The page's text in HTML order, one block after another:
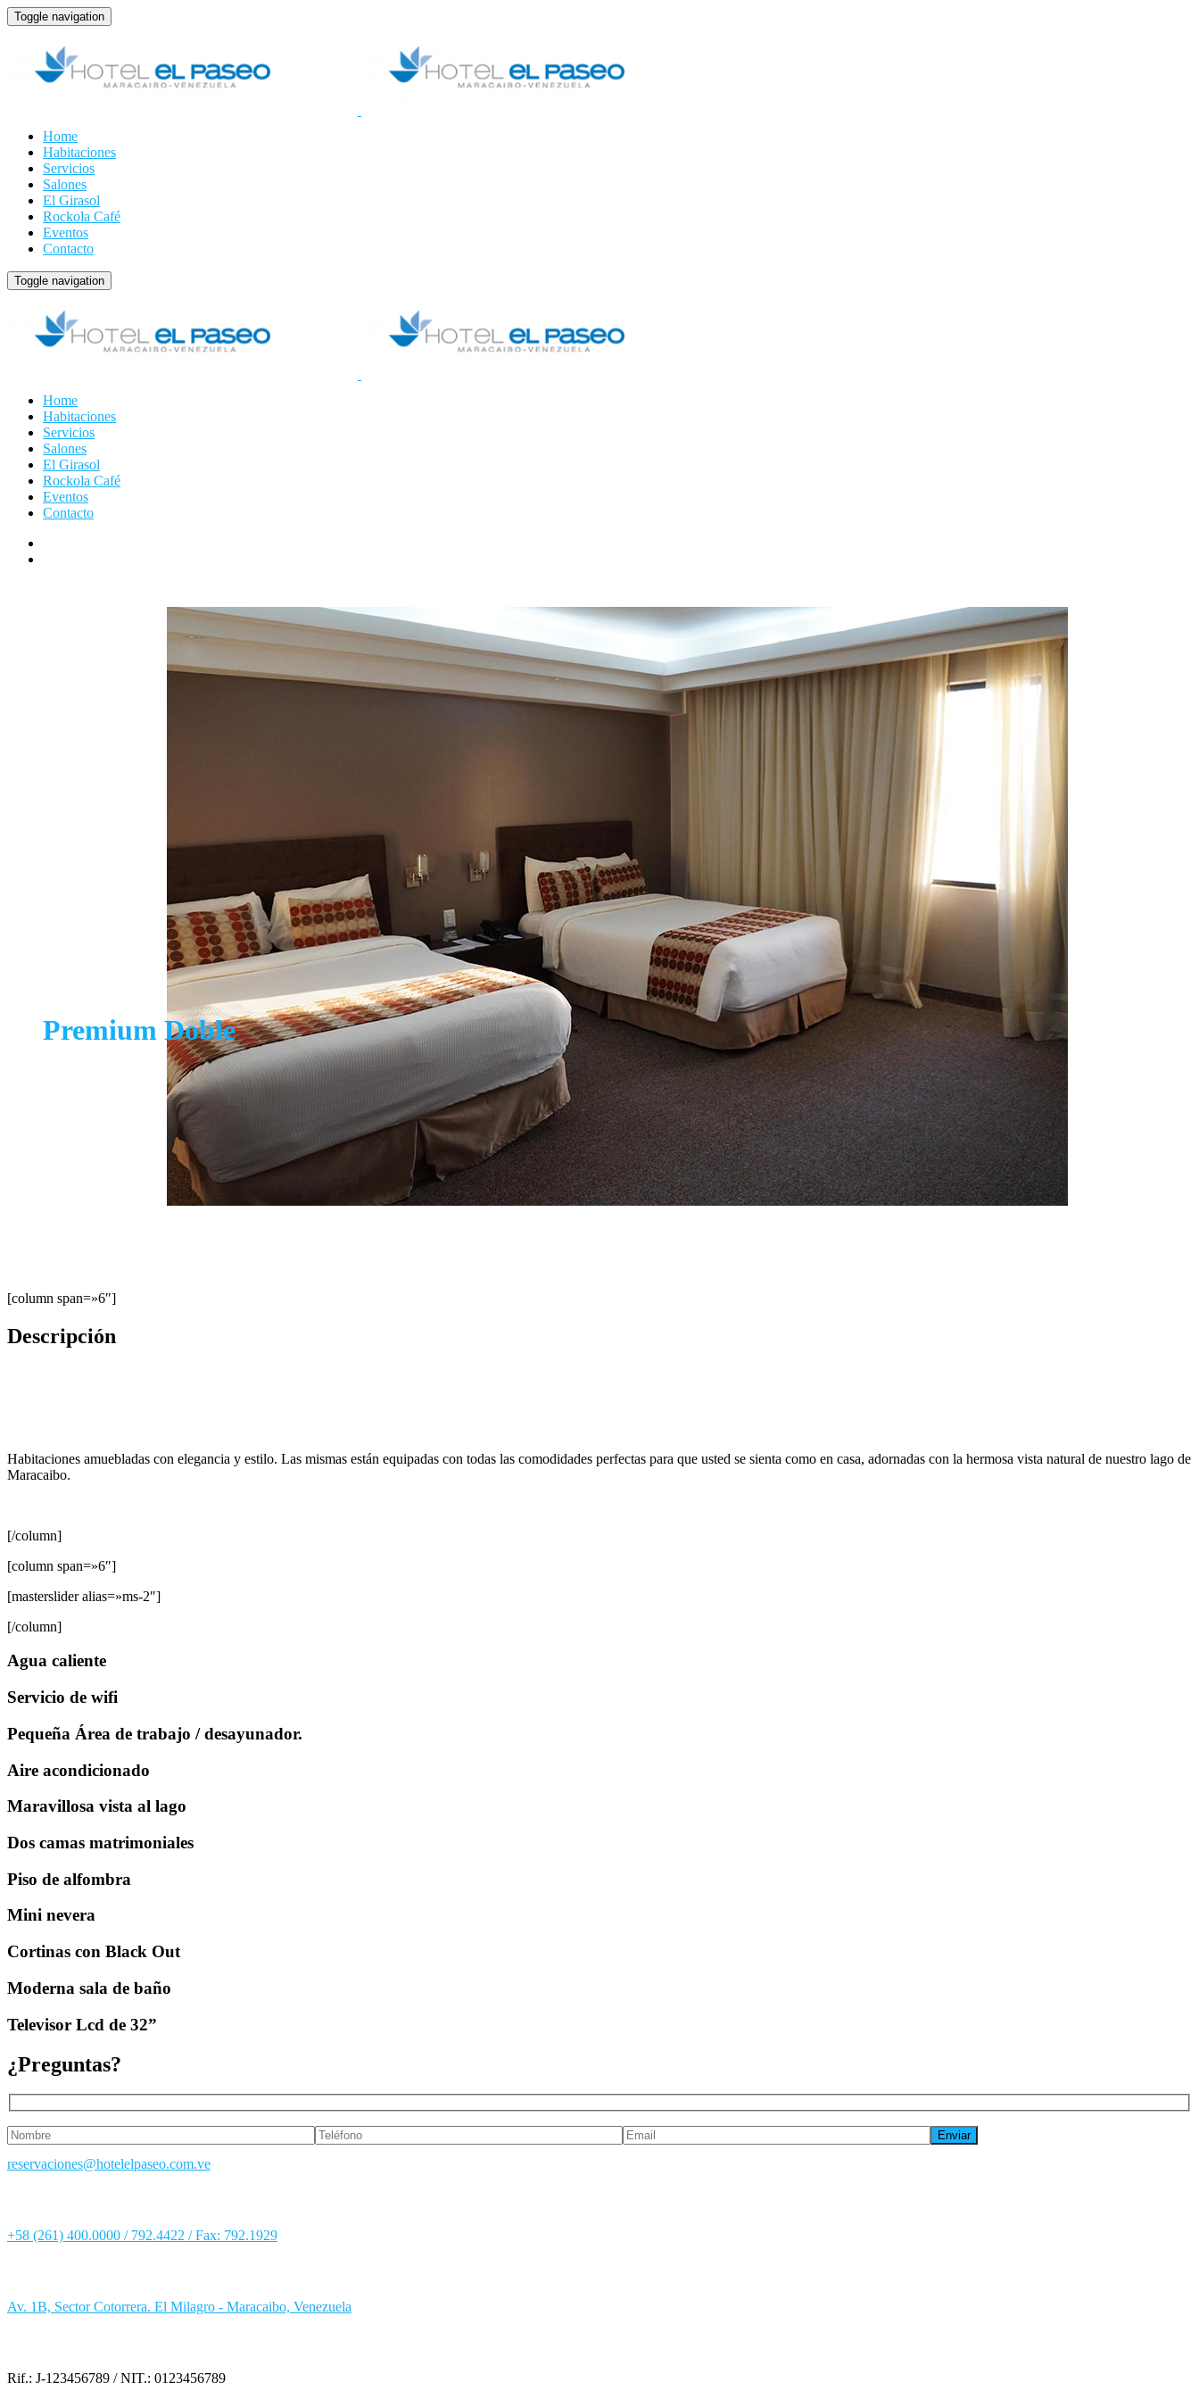
Toggle navigation
Home
Habitaciones
Servicios
Salones
El Girasol
Rockola Café
Eventos
Contacto
Toggle navigation
Home
Habitaciones
Servicios
Salones
El Girasol
Rockola Café
Eventos
Contacto
Premium Doble
[column span=»6″]
Descripción
Habitaciones amuebladas con elegancia y estilo. Las mismas están equipadas con todas las comodidades perfectas para que usted se sienta como en casa, adornadas con la hermosa vista natural de nuestro lago de
Maracaibo.
[/column]
[column span=»6″]
[masterslider alias=»ms-2″]
[/column]
Agua caliente
Servicio de wifi
Pequeña Área de trabajo / desayunador.
Aire acondicionado
Maravillosa vista al lago
Dos camas matrimoniales
Piso de alfombra
Mini nevera
Cortinas con Black Out
Moderna sala de baño
Televisor Lcd de 32”
¿Preguntas?
reservaciones@hotelelpaseo.com.ve
+58 (261) 400.0000 / 792.4422 / Fax: 792.1929
Av. 1B, Sector Cotorrera. El Milagro - Maracaibo, Venezuela
Rif.: J-123456789 / NIT.: 0123456789